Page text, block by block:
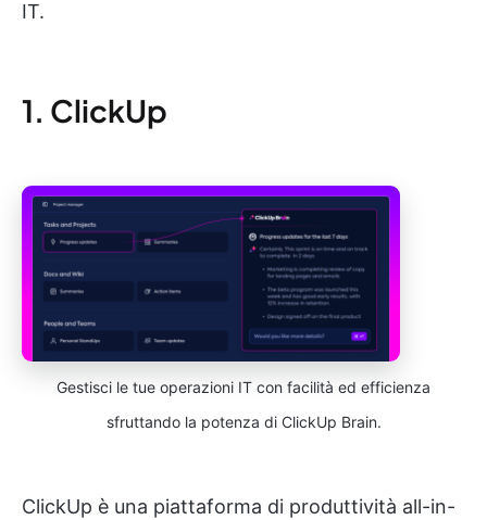
IT.
1. ClickUp
Gestisci le tue operazioni IT con facilità ed efficienza
sfruttando la potenza di ClickUp Brain.
ClickUp è una piattaforma di produttività all-in-